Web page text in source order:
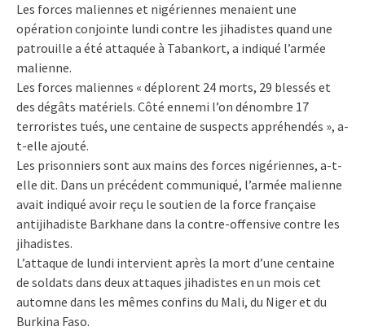
Les forces maliennes et nigériennes menaient une
opération conjointe lundi contre les jihadistes quand une
patrouille a été attaquée à Tabankort, a indiqué l’armée
malienne.
Les forces maliennes « déplorent 24 morts, 29 blessés et
des dégâts matériels. Côté ennemi l’on dénombre 17
terroristes tués, une centaine de suspects appréhendés », a-
t-elle ajouté.
Les prisonniers sont aux mains des forces nigériennes, a-t-
elle dit. Dans un précédent communiqué, l’armée malienne
avait indiqué avoir reçu le soutien de la force française
antijihadiste Barkhane dans la contre-offensive contre les
jihadistes.
L’attaque de lundi intervient après la mort d’une centaine
de soldats dans deux attaques jihadistes en un mois cet
automne dans les mêmes confins du Mali, du Niger et du
Burkina Faso.